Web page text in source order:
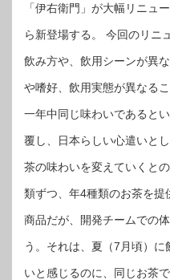
お
届
サ
ト
リ
の
新
右
衛
本
り
売
は
「伊右衛門」が大幅リニュ
ら新登場する。 今回のリニ
飲み方や、飲用シーンが異
や嗜好、飲用実態が異なる
一年中同じ味わいであると
覆し、日本らしい心遣いと
茶の味わいを変えていくと
類ずつ、年4種類のお茶を
商品だが、開発チームでの
う。それは、夏（7月頃）
いと感じるのに、同じお茶